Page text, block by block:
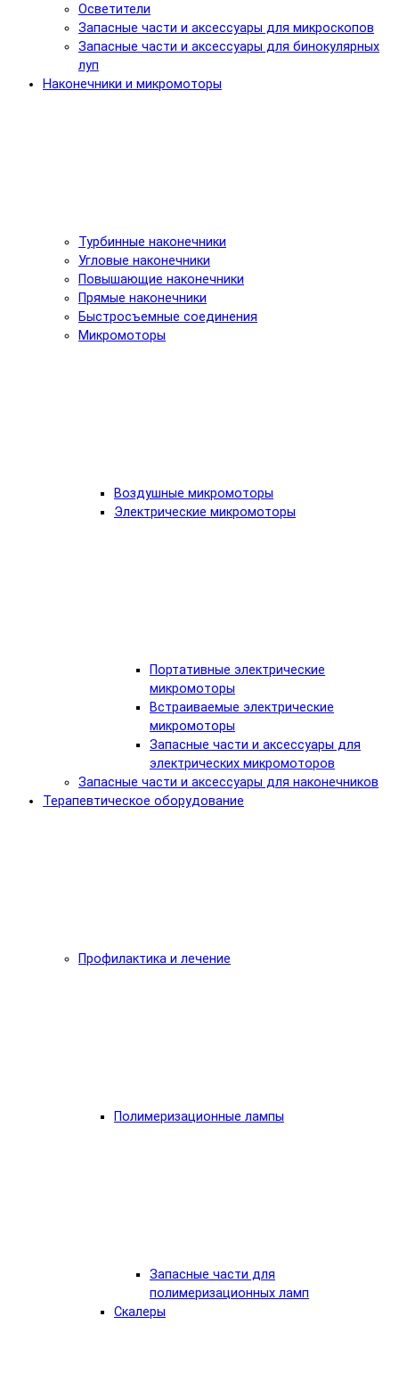
Осветители
Запасные части и аксессуары для микроскопов
Запасные части и аксессуары для бинокулярных
луп
Наконечники и микромоторы
Турбинные наконечники
Угловые наконечники
Повышающие наконечники
Прямые наконечники
Быстросъемные соединения
Микромоторы
Воздушные микромоторы
Электрические микромоторы
Портативные электрические
микромоторы
Встраиваемые электрические
микромоторы
Запасные части и аксессуары для
электрических микромоторов
Запасные части и аксессуары для наконечников
Терапевтическое оборудование
Профилактика и лечение
Полимеризационные лампы
Запасные части для
полимеризационных ламп
Скалеры